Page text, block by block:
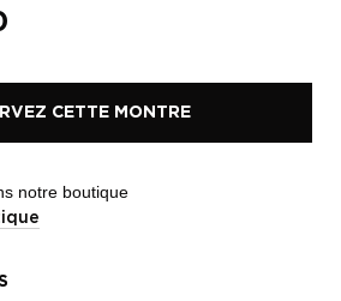
CETTE MONTRE
notre boutique